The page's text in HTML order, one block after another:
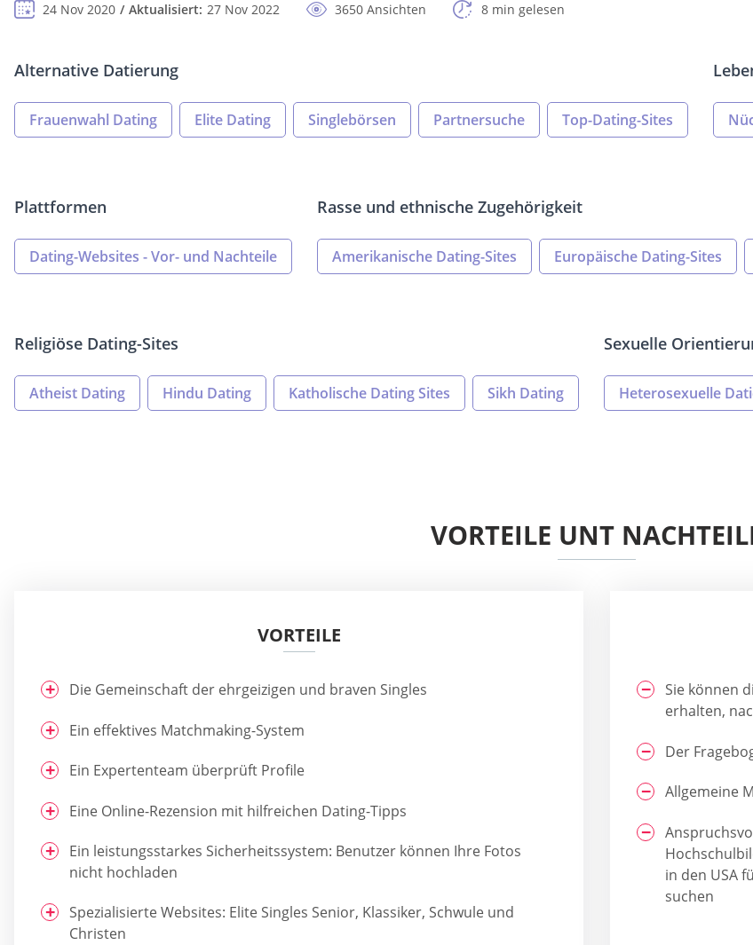
24 Nov 2020 Aktualisiert: 27 Nov 2022 3650 Ansichten 8 min gelesen
Alternative Datierung
Frauenwahl Dating Elite Dating Singlebörsen Partnersuche Top-Dating-Sites
Plattformen
Dating-Websites - Vor- und Nachteile
Rasse und ethnische Zugehörigkeit
Amerikanische Dating-Sites Europäische Dating-Sites
Religiöse Dating-Sites
Atheist Dating Hindu Dating Katholische Dating Sites Sikh Dating
Sexuelle
Heterosexuelle
VORTEILE UNT
VORTEILE
Die Gemeinschaft der ehrgeizigen und braven Singles
Ein effektives Matchmaking-System
Ein Expertenteam überprüft Profile
Eine Online-Rezension mit hilfreichen Dating-Tipps
Ein leistungsstarkes Sicherheitssystem: Benutzer können Ihre Fotos
nicht hochladen
Spezialisierte Websites: Elite Singles Senior, Klassiker, Schwule und
Christen
Sie können
erhalten,
Der
Allgemeine
in den USA
suchen